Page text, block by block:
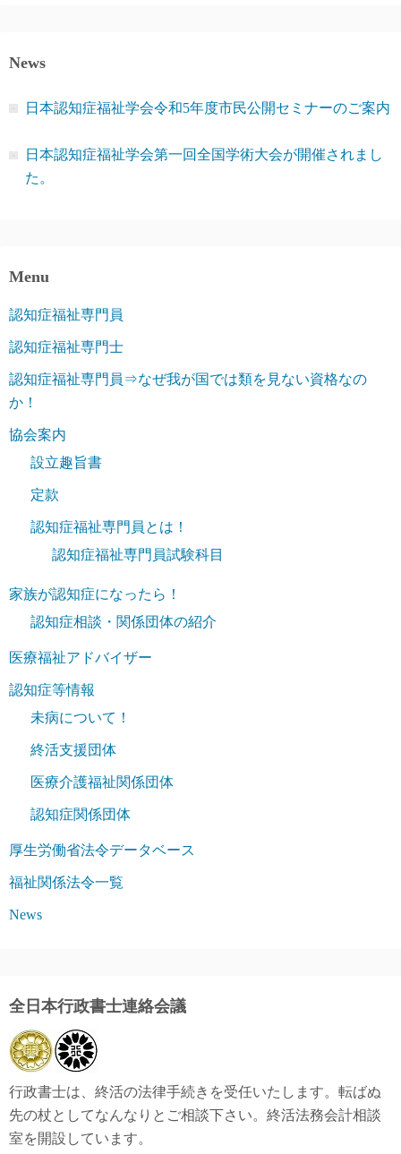
News
日本認知症福祉学会令和5年度市民公開セミナーのご案内
日本認知症福祉学会第一回全国学術大会が開催されまし
た。
Menu
認知症福祉専門員
認知症福祉専門士
認知症福祉専門員⇒なぜ我が国では類を見ない資格なの
か！
協会案内
設立趣旨書
定款
認知症福祉専門員とは！
認知症福祉専門員試験科目
家族が認知症になったら！
認知症相談・関係団体の紹介
医療福祉アドバイザー
認知症等情報
未病について！
終活支援団体
医療介護福祉関係団体
認知症関係団体
厚生労働省法令データベース
福祉関係法令一覧
News
全日本行政書士連絡会議
行政書士は、終活の法律手続きを受任いたします。転ばぬ
先の杖としてなんなりとご相談下さい。終活法務会計相談
室を開設しています。